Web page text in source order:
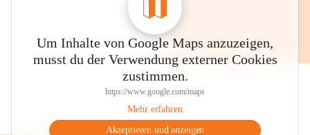
Um Inhalte von Google Maps anzuzeigen,
musst du der Verwendung externer Cookies
zustimmen.
https://www.google.com/maps
Mehr erfahren
Akzeptieren und anzeigen